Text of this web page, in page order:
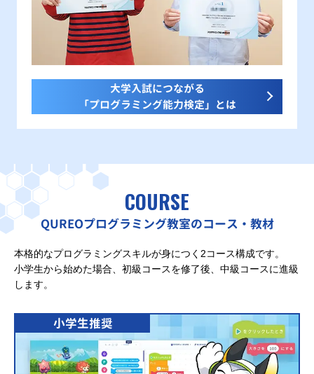
大学入試につながる
「プログラミング能力検定」とは
COURSE
QUREOプログラミング教室のコース・教材
本格的なプログラミングスキルが身につく2コース構成です。
小学生から始めた場合、初級コースを修了後、中級コースに進級
します。
小学生推奨